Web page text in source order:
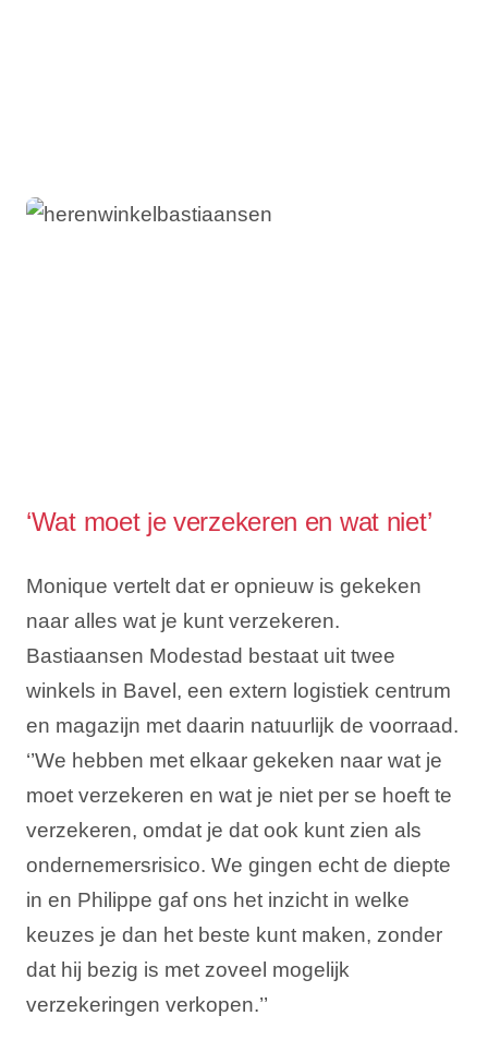
‘Wat moet je verzekeren en wat niet’
Monique vertelt dat er opnieuw is gekeken
naar alles wat je kunt verzekeren.
Bastiaansen Modestad bestaat uit twee
winkels in Bavel, een extern logistiek centrum
en magazijn met daarin natuurlijk de voorraad.
‘’We hebben met elkaar gekeken naar wat je
moet verzekeren en wat je niet per se hoeft te
verzekeren, omdat je dat ook kunt zien als
ondernemersrisico. We gingen echt de diepte
in en Philippe gaf ons het inzicht in welke
keuzes je dan het beste kunt maken, zonder
dat hij bezig is met zoveel mogelijk
verzekeringen verkopen.’’